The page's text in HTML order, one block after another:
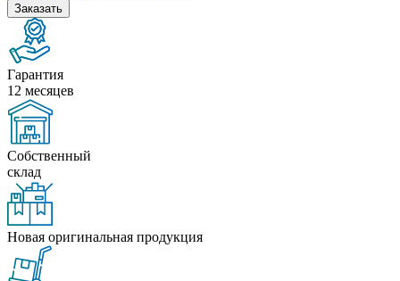
Заказать
Гарантия
12 месяцев
Собственный
склад
Новая оригинальная продукция